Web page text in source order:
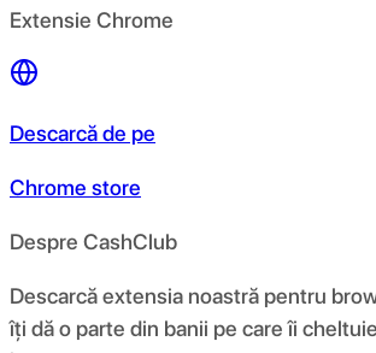
Extensie Chrome
Descarcă de pe
Chrome store
Despre CashClub
Descarcă extensia noastră pentru
îți dă o parte din banii pe care îi